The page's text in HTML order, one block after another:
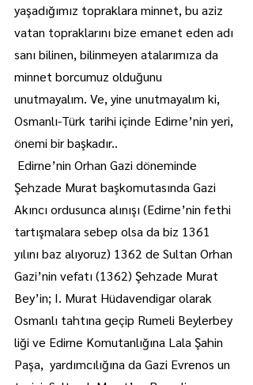
yaşadığımız topraklara minnet, bu aziz
vatan topraklarını bize emanet eden adı
sanı bilinen, bilinmeyen atalarımıza da
minnet borcumuz olduğunu
unutmayalım. Ve, yine unutmayalım ki,
Osmanlı-Türk tarihi içinde Edirne’nin yeri,
önemi bir başkadır..
Edirne’nin Orhan Gazi döneminde
Şehzade Murat başkomutasında Gazi
Akıncı ordusunca alınışı (Edirne’nin fethi
tartışmalara sebep olsa da biz 1361
yılını baz alıyoruz) 1362 de Sultan Orhan
Gazi’nin vefatı (1362) Şehzade Murat
Bey’in; I. Murat Hüdavendigar olarak
Osmanlı tahtına geçip Rumeli Beylerbey
liği ve Edirne Komutanlığına Lala Şahin
Paşa,  yardımcılığına da Gazi Evrenos un